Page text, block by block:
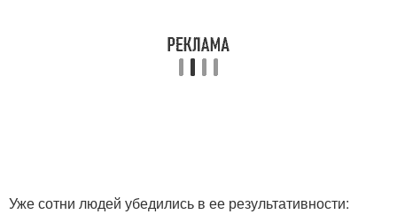
Уже сотни людей убедились в ее результативности: